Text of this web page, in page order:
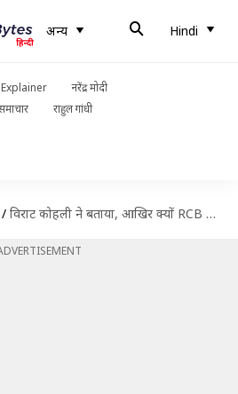
अन्य Hindi
नरेंद्र मोदी
राहुल गांधी
/ विराट कोहली ने बताया, आखिर क्यों RCB अब तक नहीं जीत पाई IPL का खिताब